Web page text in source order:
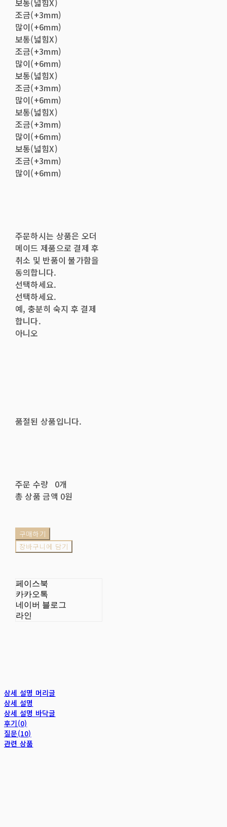
보통(넓힘X)
조금(+3mm)
많이(+6mm)
보통(넓힘X)
조금(+3mm)
많이(+6mm)
보통(넓힘X)
조금(+3mm)
많이(+6mm)
보통(넓힘X)
조금(+3mm)
많이(+6mm)
보통(넓힘X)
조금(+3mm)
많이(+6mm)
주문하시는 상품은 오더
메이드 제품으로 결제 후
취소 및 반품이 불가함을
동의합니다.
선택하세요.
선택하세요.
예, 충분히 숙지 후 결제
합니다.
아니오
품절된 상품입니다.
주문 수량 0개
총 상품 금액 0원
구매하기
장바구니에 담기
페이스북
카카오톡
네이버 블로그
라인
상세 설명 머리글
상세 설명
상세 설명 바닥글
후기(0)
질문(10)
관련 상품